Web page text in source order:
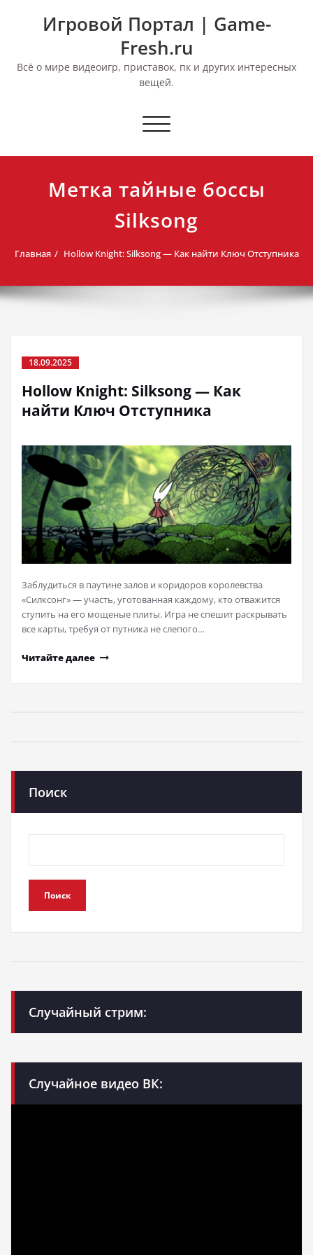
Игровой Портал | Game-
Fresh.ru
Всё о мире видеоигр, приставок, пк и других интересных
вещей.
Переключить
Метка тайные боссы
Silksong
Главная Hollow Knight: Silksong — Как найти Ключ Отступника
18.09.2025
Hollow Knight: Silksong — Как
найти Ключ Отступника
Заблудиться в паутине залов и коридоров королевства
«Силксонг» — участь, уготованная каждому, кто отважится
ступить на его мощеные плиты. Игра не спешит раскрывать
все карты, требуя от путника не слепого…
Читайте далее
Поиск
Поиск
Случайный стрим:
Случайное видео ВК: